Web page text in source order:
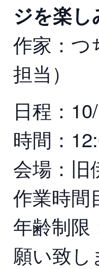
ジを楽し
作家：
担当）
日程：
時間：
会場：旧
作業時間
年齢制限
願い致し